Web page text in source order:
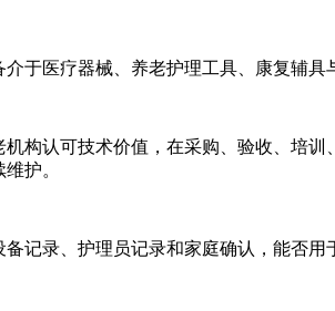
于医疗器械、养老护理工具、康复辅
构认可技术价值，在采购、验收、培
护。
记录、护理员记录和家庭确认，能否